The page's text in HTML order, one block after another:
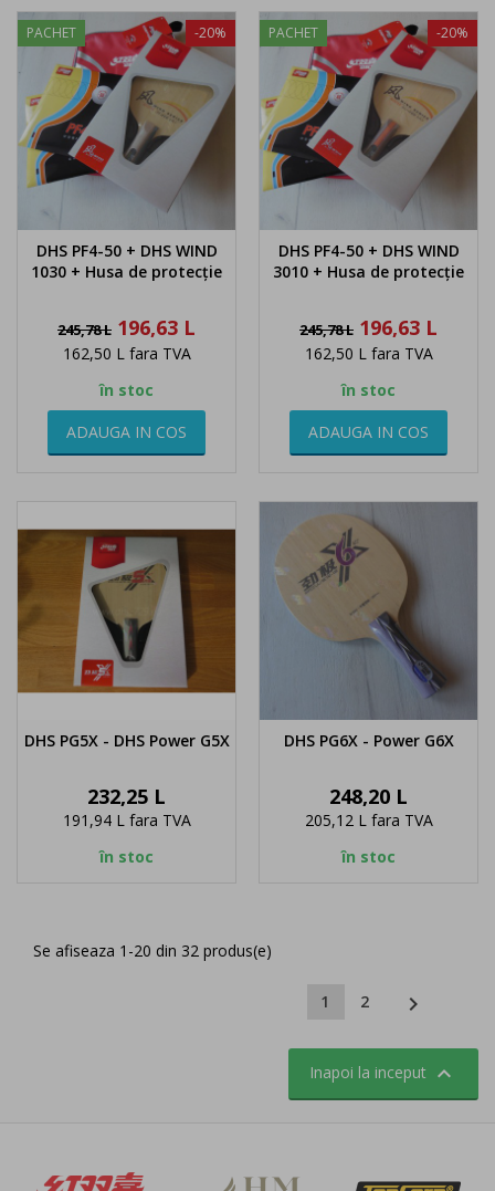
PACHET
DHS PF4-50 + DHS WIND
1030 + Husa de protecție
Pret
de
baza
245,78 L
-20%
Pret
196,63 L
162,50 L fara TVA
în stoc
ADAUGA IN COS
PACHET
DHS PF4-50 + DHS WIND
3010 + Husa de protecție
Pret
de
baza
245,78 L
-20%
Pret
196,63 L
162,50 L fara TVA
în stoc
ADAUGA IN COS
DHS PG5X - DHS Power G5X
Pret
232,25 L
191,94 L fara TVA
în stoc
DHS PG6X - Power G6X
Pret
248,20 L
205,12 L fara TVA
în stoc
Se afiseaza 1-20 din 32 produs(e)
1 2 
Inapoi la inceput 